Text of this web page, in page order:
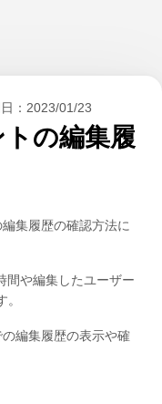
： 2023/01/23
の編集履
集履歴の確認方法に
間や編集したユーザー
編集履歴の表示や確